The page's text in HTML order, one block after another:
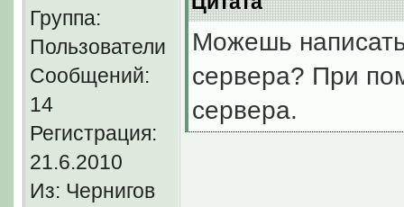
Тьфу,Biker,
-master- помогло
Группа:
Пользователи
Сообщений:
14
Регистрация:
21.6.2010
Из: Чернигов
Можешь
сервера? При
сервера.